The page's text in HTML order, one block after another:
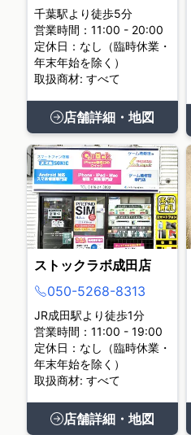
千葉駅より徒歩5分
営業時間：11:00 - 20:00
定休日：なし（臨時休業・
年末年始を除く）
取扱商材: すべて
店舗詳細・地図
ストックラボ成田店
050-5268-8313
JR成田駅より徒歩1分
営業時間：11:00 - 19:00
定休日：なし（臨時休業・
年末年始を除く）
取扱商材: すべて
店舗詳細・地図